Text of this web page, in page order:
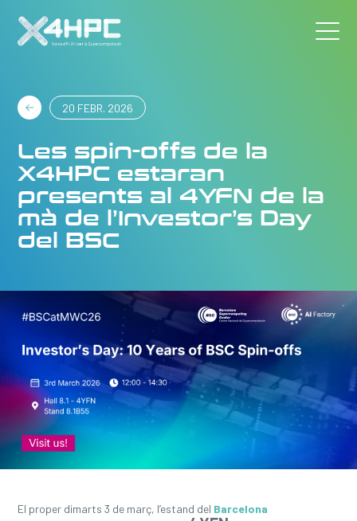
20 FEBR. 2026
Les spin-offs de la
X4HPC estaran
presents al 4YFN de la
mà de l’Investor’s Day
del BSC
El proper dimarts 3 de març, l’estand del Barcelona